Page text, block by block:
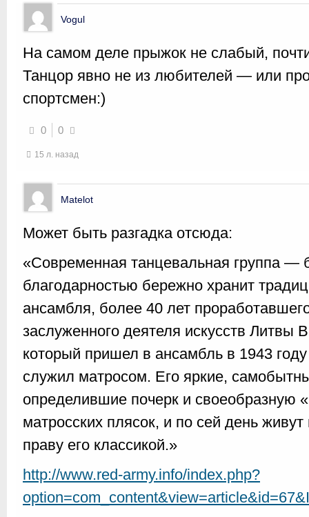
Vogul
На самом деле прыжок не слабый,
Танцор явно не из любителей — или
спортсмен:)
0 0
15 л. назад
Matelot
Может быть разгадка отсюда:
«Современная танцевальная группа —
благодарностью бережно хранит
ансамбля, более 40 лет
заслуженного деятеля искусств
который пришел в ансамбль в 1943
служил матросом. Его яркие,
определившие почерк и своеобразную
матросских плясок, и по сей день
праву его классикой.»
http://www.red-army.info/index.php?